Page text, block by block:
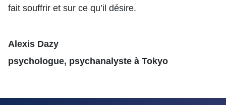
fait souffrir et sur ce qu’il désire.
Alexis Dazy
psychologue, psychanalyste à Tokyo